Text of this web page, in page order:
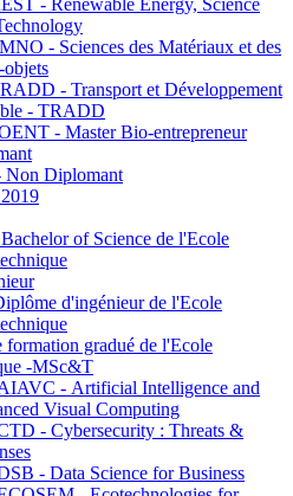
- Renewable Energy, Science
- Sciences des Matériaux et des
objets
- Transport et Développement
- TRADD
- Master Bio-entrepreneur
Non Diplomant
of Science de l'Ecole
d'ingénieur de l'Ecole
formation gradué de l'Ecole
-MSc&T
- Artificial Intelligence and
Visual Computing
- Cybersecurity : Threats &
- Data Science for Business